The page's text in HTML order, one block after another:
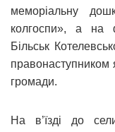
меморіальну
колгоспи», а на
Більськ
правонаступником
громади.
На в’їзді до